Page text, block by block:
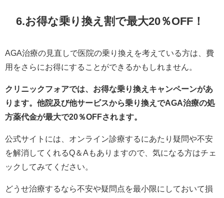
6.お得な乗り換え割で最大20％OFF！
AGA治療の見直しで医院の乗り換えを考えている方は、費
用をさらにお得にすることができるかもしれません。
クリニックフォアでは、お得な乗り換えキャンペーンがあ
ります。他院及び他サービスから乗り換えでAGA治療の処
方薬代金が最大で20％OFFされます。
公式サイトには、オンライン診療するにあたり疑問や不安
を解消してくれるQ＆Aもありますので、気になる方はチェ
ックしてみてください。
どうせ治療するなら不安や疑問点を最小限にしておいて損